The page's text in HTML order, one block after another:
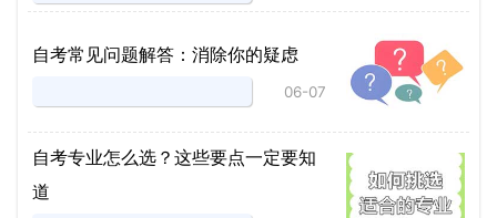
自考常见问题解答：消除你的疑虑
06-07
自考专业怎么选？这些要点一定要知
道